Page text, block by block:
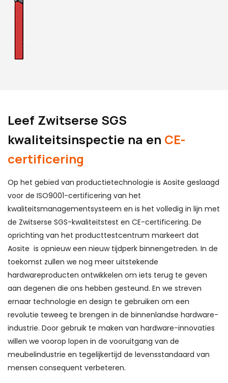
Leef Zwitserse SGS
kwaliteitsinspectie na en CE-
certificering
Op het gebied van productietechnologie is Aosite geslaagd
voor de ISO9001-certificering van het
kwaliteitsmanagementsysteem en is het volledig in lijn met
de Zwitserse SGS-kwaliteitstest en CE-certificering. De
oprichting van het producttestcentrum markeert dat
Aosite is opnieuw een nieuw tijdperk binnengetreden. In de
toekomst zullen we nog meer uitstekende
hardwareproducten ontwikkelen om iets terug te geven
aan degenen die ons hebben gesteund. En we streven
ernaar technologie en design te gebruiken om een ​​
revolutie teweeg te brengen in de binnenlandse hardware-
industrie. Door gebruik te maken van hardware-innovaties
willen we voorop lopen in de vooruitgang van de
meubelindustrie en tegelijkertijd de levensstandaard van
mensen consequent verbeteren.